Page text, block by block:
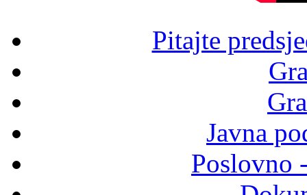
Pitajte
Javna
Poslovno